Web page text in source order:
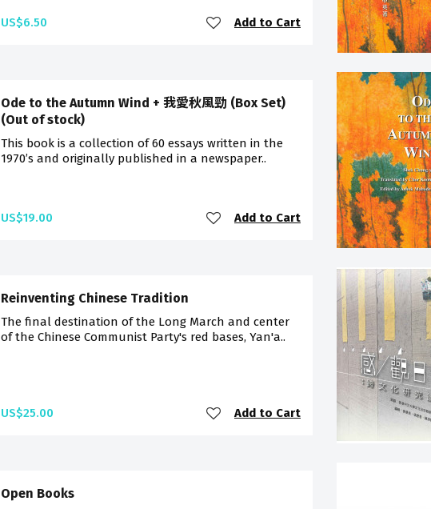
US$6.50 Add to Cart
Ode to the Autumn Wind + 我愛秋風勁 (Box Set)
(Out of stock)
This book is a collection of 60 essays written in the
1970’s and originally published in a newspaper..
US$19.00 Add to Cart
Reinventing Chinese Tradition
The final destination of the Long March and center
of the Chinese Communist Party's red bases, Yan'a..
US$25.00 Add to Cart
Open Books